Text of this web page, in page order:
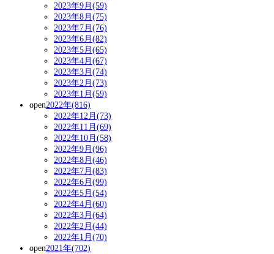
2023年9月(59)
2023年8月(75)
2023年7月(76)
2023年6月(82)
2023年5月(65)
2023年4月(67)
2023年3月(74)
2023年2月(73)
2023年1月(59)
open2022年(816)
2022年12月(73)
2022年11月(69)
2022年10月(58)
2022年9月(96)
2022年8月(46)
2022年7月(83)
2022年6月(99)
2022年5月(54)
2022年4月(60)
2022年3月(64)
2022年2月(44)
2022年1月(70)
open2021年(702)